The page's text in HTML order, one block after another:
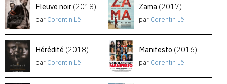
Fleuve noir (2018)
par Corentin Lê
Zama (2017)
par Corentin Lê
Hérédité (2018)
par Corentin Lê
Manifesto (2016)
par Corentin Lê